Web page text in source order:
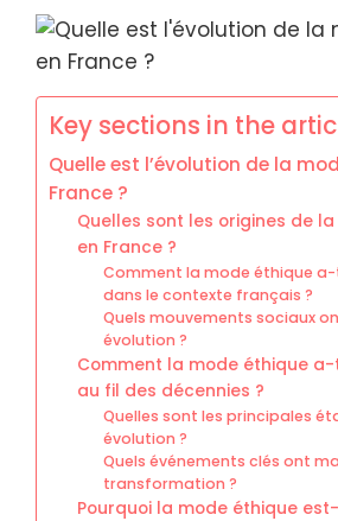
Key sections in the
Quelle est l’évolution de la
France ?
Quelles sont les origines de
en France ?
Comment la mode éthique
dans le contexte français ?
Quels mouvements sociaux
évolution ?
Comment la mode éthique
au fil des décennies ?
Quelles sont les principales
évolution ?
Quels événements clés ont
transformation ?
Pourquoi la mode éthique